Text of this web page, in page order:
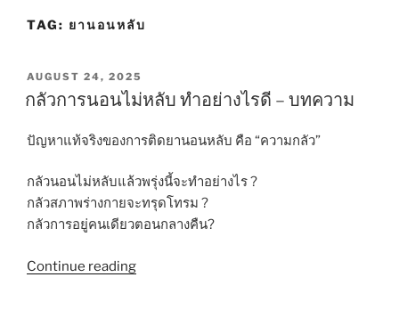
TAG: ยานอนหลับ
POSTED
ON
AUGUST 24, 2025
กลัวการนอนไม่หลับ ทำอย่างไรดี – บทความ
ปัญหาแท้จริงของการติดยานอนหลับ คือ “ความกลัว”
กลัวนอนไม่หลับแล้วพรุ่งนี้จะทำอย่างไร ?
กลัวสภาพร่างกายจะทรุดโทรม ?
กลัวการอยู่คนเดียวตอนกลางคืน?
Continue reading“กลัว